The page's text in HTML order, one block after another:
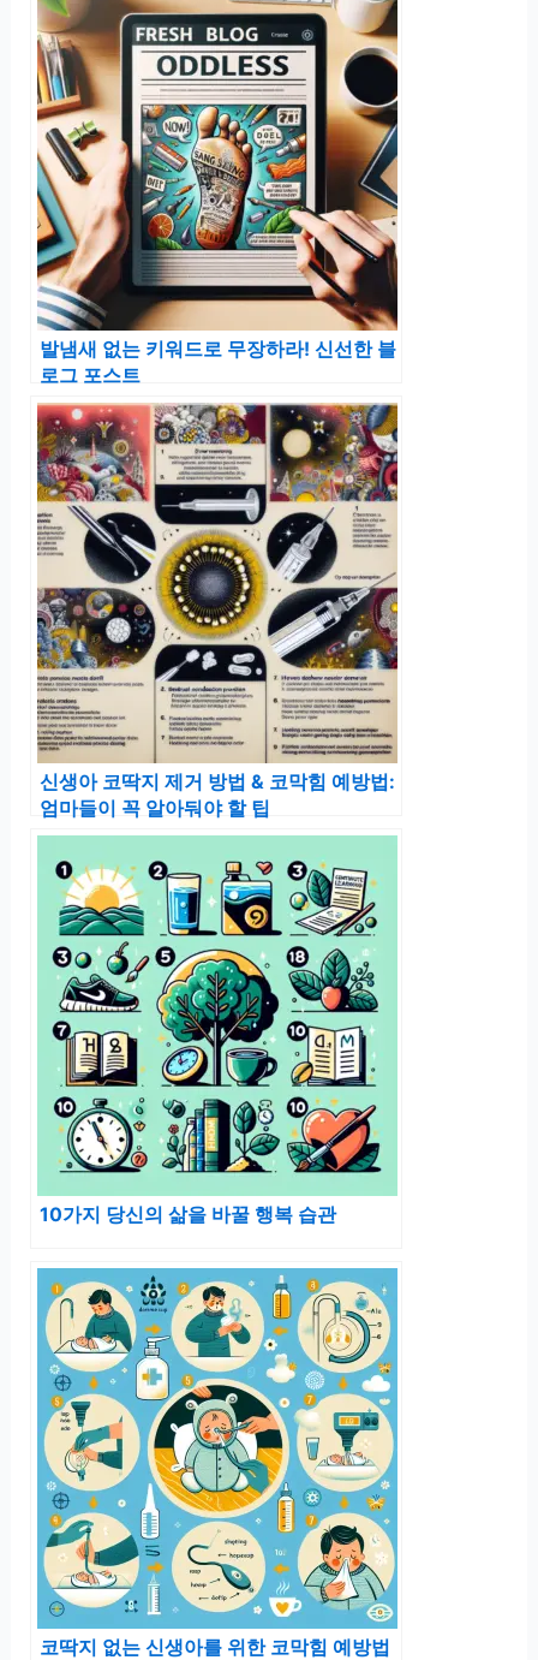
발냄새 없는 키워드로 무장하라! 신선한 블
로그 포스트
신생아 코딱지 제거 방법 & 코막힘 예방법:
엄마들이 꼭 알아둬야 할 팁
10가지 당신의 삶을 바꿀 행복 습관
코딱지 없는 신생아를 위한 코막힘 예방법